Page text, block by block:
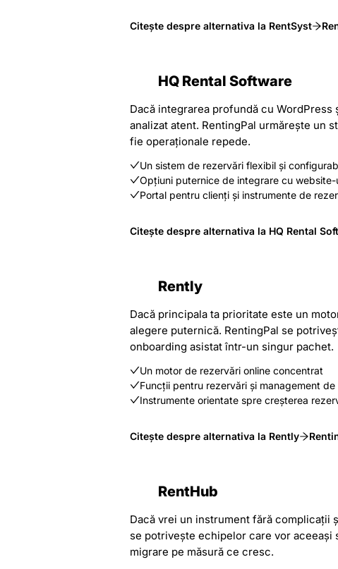
Citește despre alternativa la RentSyst
HQ Rental Software
Dacă integrarea profundă cu
analizat atent. RentingPal urmărește un
fie operaționale repede.
Un sistem de rezervări flexibil și
Opțiuni puternice de integrare cu website-
Portal pentru clienți și instrumente de
Citește despre alternativa la HQ Rental
Rently
Dacă principala ta prioritate este un
alegere puternică. RentingPal se
onboarding asistat într-un singur pachet.
Un motor de rezervări online concentrat
Funcții pentru rezervări și management de
Instrumente orientate spre creșterea
Citește despre alternativa la Rently
RentHub
Dacă vrei un instrument fără complicații
se potrivește echipelor care vor
migrare pe măsură ce cresc.